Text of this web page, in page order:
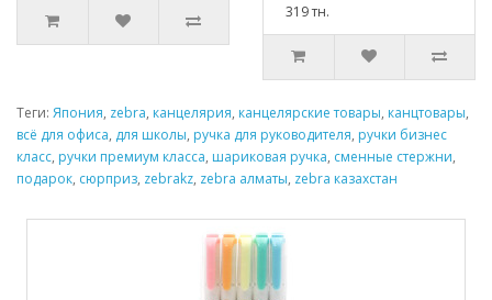
319 тн.
Теги: Япония, zebra, канцелярия, канцелярские товары, канцтовары,
всё для офиса, для школы, ручка для руководителя, ручки бизнес
класс, ручки премиум класса, шариковая ручка, сменные стержни,
подарок, сюрприз, zebrakz, zebra алматы, zebra казахстан